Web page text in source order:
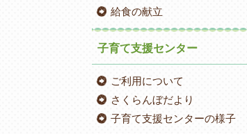
給食の献立
子育て支援センター
ご利用について
さくらんぼだより
子育て支援センターの様子